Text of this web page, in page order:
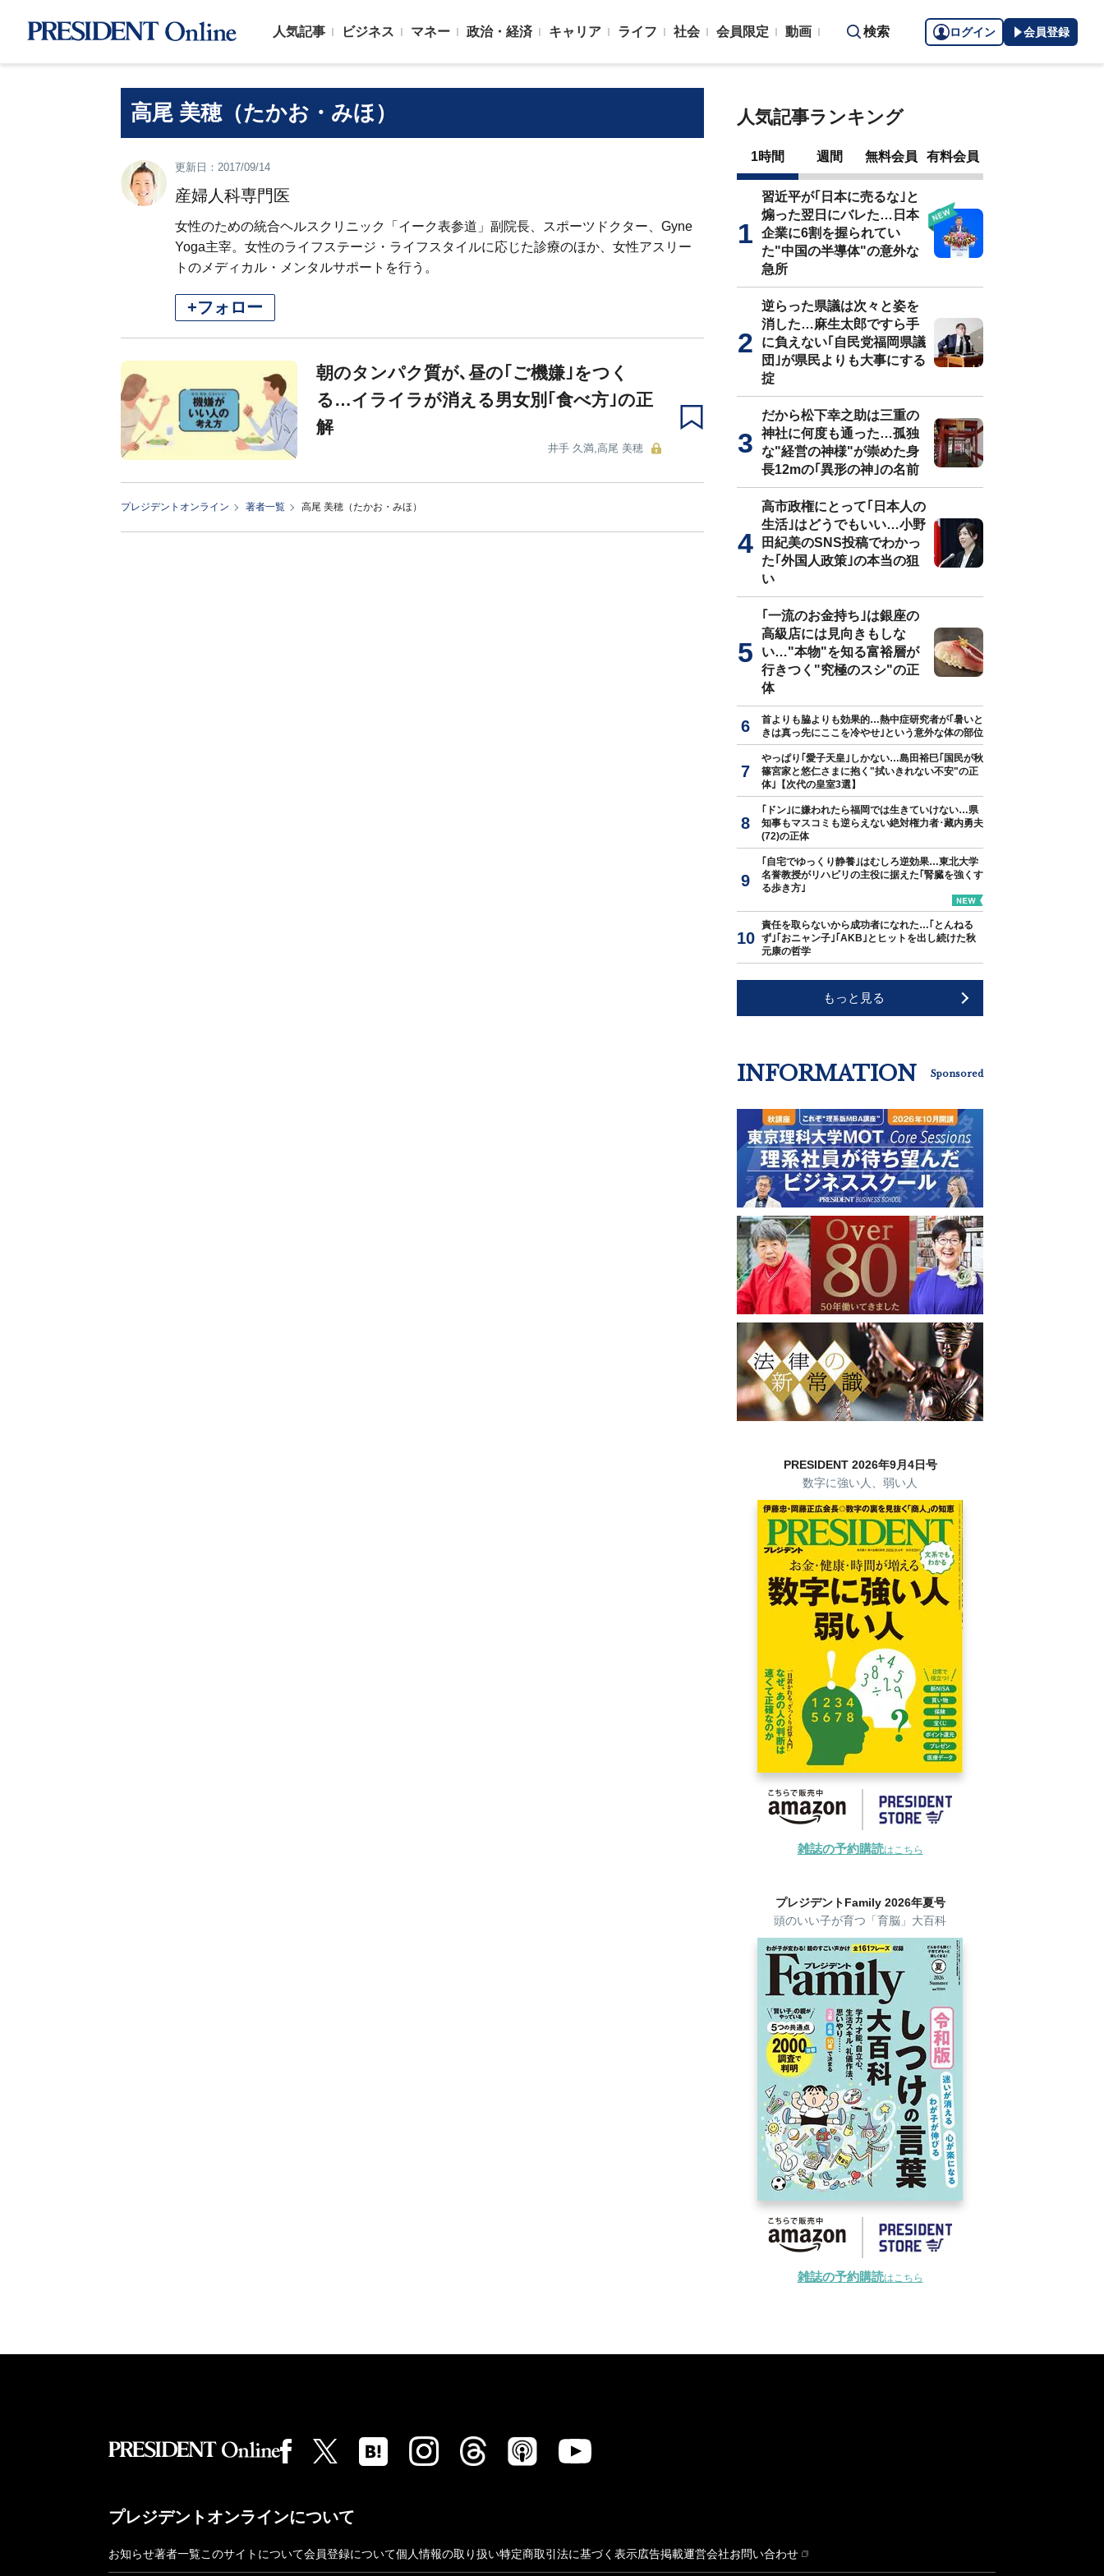
人気記事 ビジネス マネー 政治・経済 キャリア ライフ 社会 会員限定 動画 検索 ログイン 会員登録
高尾 美穂（たかお・みほ）
更新日：2017/09/14
産婦人科専門医
女性のための統合ヘルスクリニック「イーク表参道」副院長、スポーツドクター、Gyne
Yoga主宰。女性のライフステージ・ライフスタイルに応じた診療のほか、女性アスリー
トのメディカル・メンタルサポートを行う。
+フォロー
朝のタンパク質が､昼の｢ご機嫌｣をつく
る…イライラが消える男女別｢食べ方｣の正
解
井手 久満,高尾 美穂
プレジデントオンライン 著者一覧 高尾 美穂（たかお・みほ）
人気記事ランキング
1時間 週間 無料会員 有料会員
習近平が｢日本に売るな｣と
煽った翌日にバレた…日本
企業に6割を握られてい
た"中国の半導体"の意外な
急所
逆らった県議は次々と姿を
消した…麻生太郎ですら手
に負えない｢自民党福岡県議
団｣が県民よりも大事にする
掟
だから松下幸之助は三重の
神社に何度も通った…孤独
な"経営の神様"が崇めた身
長12mの｢異形の神｣の名前
高市政権にとって｢日本人の
生活｣はどうでもいい…小野
田紀美のSNS投稿でわかっ
た｢外国人政策｣の本当の狙
い
｢一流のお金持ち｣は銀座の
高級店には見向きもしな
い…"本物"を知る富裕層が
行きつく"究極のスシ"の正
体
首よりも脇よりも効果的…熱中症研究者が｢暑いと
きは真っ先にここを冷やせ｣という意外な体の部位
やっぱり｢愛子天皇｣しかない…島田裕巳｢国民が秋
篠宮家と悠仁さまに抱く"拭いきれない不安"の正
体｣【次代の皇室3選】
｢ドン｣に嫌われたら福岡では生きていけない…県
知事もマスコミも逆らえない絶対権力者･藏内勇夫
(72)の正体
｢自宅でゆっくり静養｣はむしろ逆効果…東北大学
名誉教授がリハビリの主役に据えた｢腎臓を強くす
る歩き方｣
責任を取らないから成功者になれた…｢とんねる
ず｣｢おニャン子｣｢AKB｣とヒットを出し続けた秋
元康の哲学
もっと見る
INFORMATION Sponsored
PRESIDENT 2026年9月4日号
数字に強い人、弱い人
雑誌の予約購読はこちら
プレジデントFamily 2026年夏号
頭のいい子が育つ「育脳」大百科
雑誌の予約購読はこちら
プレジデントオンラインについて
お知らせ著者一覧このサイトについて会員登録について個人情報の取り扱い特定商取引法に基づく表示広告掲載運営会社お問い合わせ